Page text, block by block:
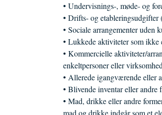
• Undervisnings-, møde- og
• Drifts- og
• Sociale arrangementer uden
• Lukkede aktiviteter som
• Kommercielle aktiviteter/
enkeltpersoner eller
• Allerede igangværende eller
• Blivende inventar eller andre
• Mad, drikke eller andre
mad og drikke indgår som et